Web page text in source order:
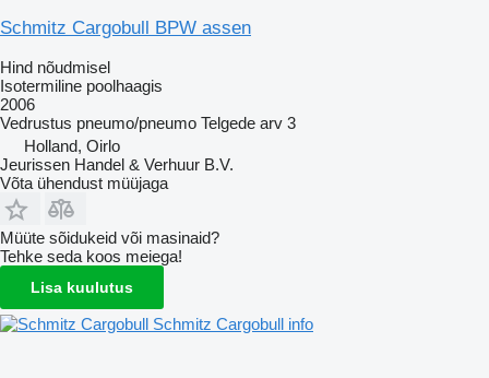
Schmitz Cargobull BPW assen
Hind nõudmisel
Isotermiline poolhaagis
2006
Vedrustus pneumo/pneumo Telgede arv 3
Holland, Oirlo
Jeurissen Handel & Verhuur B.V.
Võta ühendust müüjaga
Müüte sõidukeid või masinaid?
Tehke seda koos meiega!
Lisa kuulutus
Schmitz Cargobull info